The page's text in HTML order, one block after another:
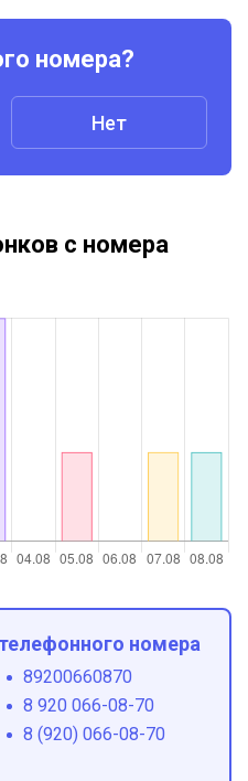
номера?
Нет
с номера
номера
89200660870
8 920 066-08-70
8 (920) 066-08-70